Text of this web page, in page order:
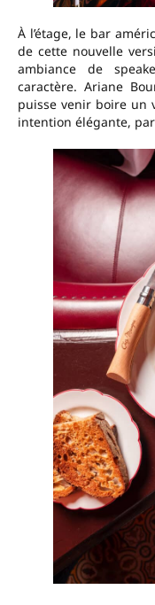
À l’étage, le bar
de cette nouvelle
ambiance de
caractère. Ariane
puisse venir boire un
intention élégante,